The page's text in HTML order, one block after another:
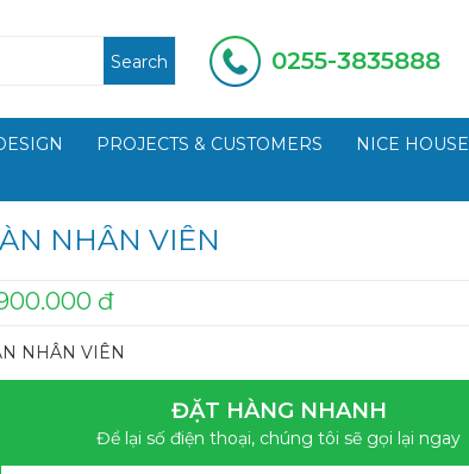
Search 0255-3835888
PROJECTS & CUSTOMERS
NICE HOUSE
NHÂN VIÊN
đ
NHÂN VIÊN
ĐẶT HÀNG NHANH
Để lại số điện thoại, chúng tôi sẽ gọi lại ngay